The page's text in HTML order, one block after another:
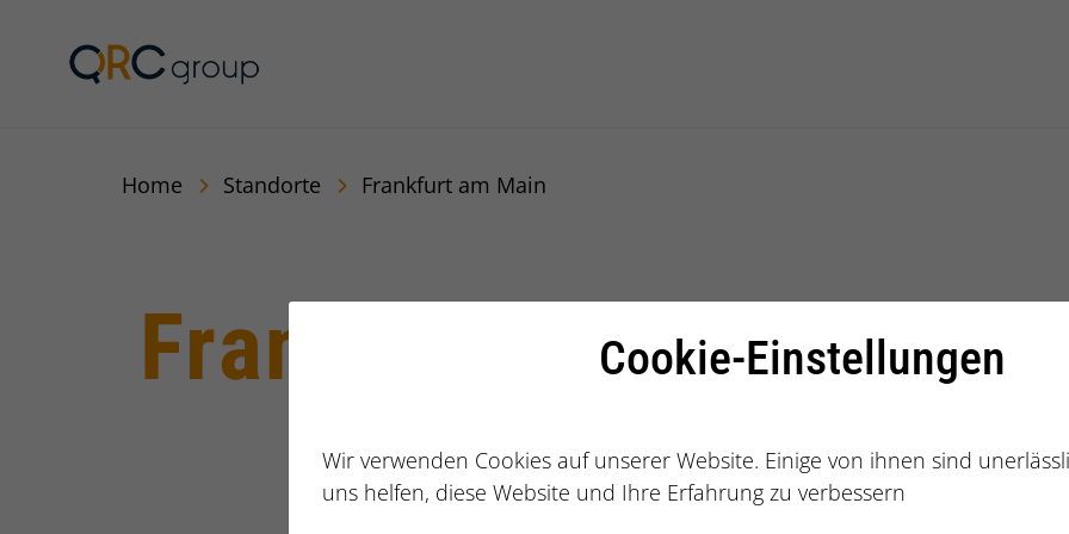
Home Standorte Frankfurt am Main
Frankfurt am Main
Cookie-Einstellungen
Wir verwenden Cookies auf unserer Website. Einige von ihnen sind
uns helfen, diese Website und Ihre Erfahrung zu verbessern